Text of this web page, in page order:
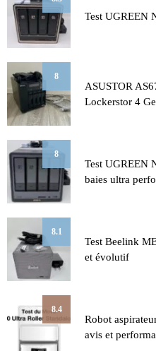
Test UGREEN
8
ASUSTOR
Lockerstor 4
8
Test UGREEN
baies ultra
8.1
Test Beelink
et évolutif
8.4
Robot
avis et